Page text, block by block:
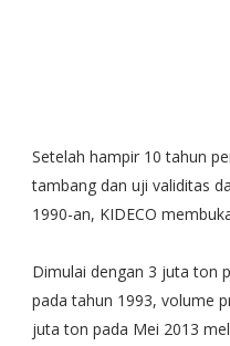
Setelah hampir 10 tahun
tambang dan uji validitas
1990-an, KIDECO
Dimulai dengan 3 juta ton
pada tahun 1993, volume
juta ton pada Mei 2013